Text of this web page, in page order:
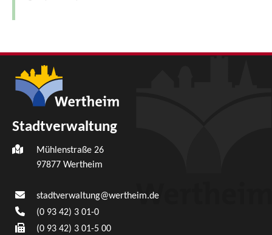
Stadtverwaltung
Mühlenstraße 26
97877 Wertheim
stadtverwaltung@wertheim.de
(0 93 42) 3 01-0
(0 93 42) 3 01-5 00